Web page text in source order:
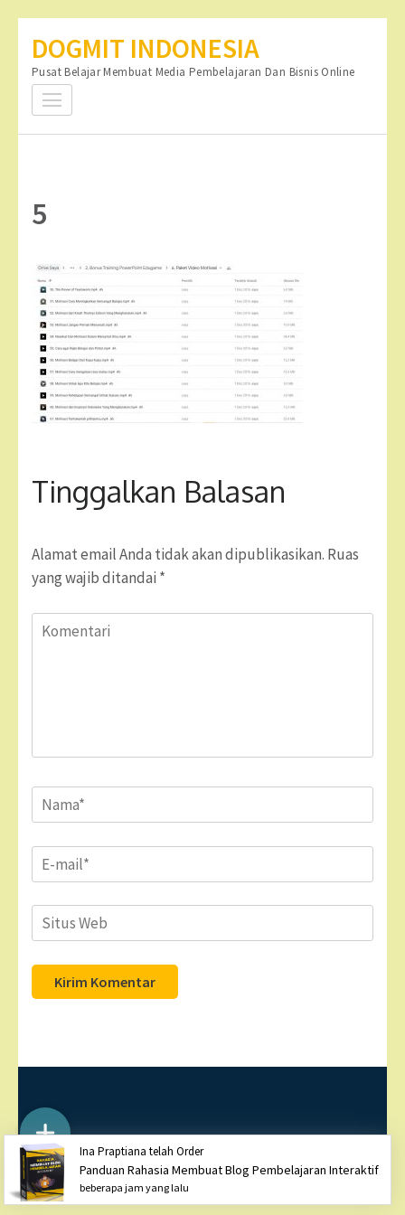
konten
(Tekan
DOGMIT INDONESIA
Pusat Belajar Membuat Media Pembelajaran Dan Bisnis Online
5
Tinggalkan Balasan
Alamat email Anda tidak akan dipublikasikan. Ruas
yang wajib ditandai *
Komentari
Name*
Email*
Situs
Web
Hak Cipta ©2026DOGMIT INDONESIA. Business One
Page| Diciptakan olehRara ThemeDitenagai oleh
WordPress
Ina Praptiana telah Order
Panduan Rahasia Membuat Blog Pembelajaran Interaktif
beberapa jam yang lalu